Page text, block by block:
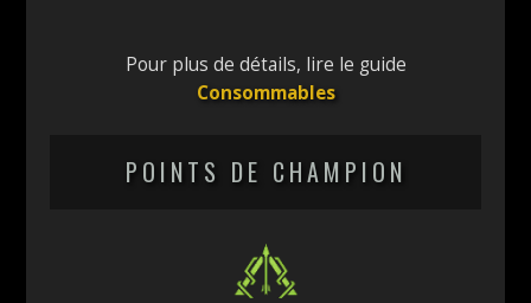
Pour plus de détails, lire le guide
Consommables
POINTS DE CHAMPION